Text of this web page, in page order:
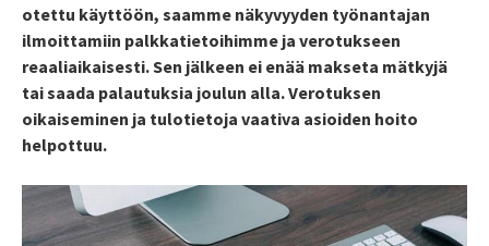
otettu käyttöön, saamme näkyvyyden työnantajan
ilmoittamiin palkkatietoihimme ja verotukseen
reaaliaikaisesti. Sen jälkeen ei enää makseta mätkyjä
tai saada palautuksia joulun alla. Verotuksen
oikaiseminen ja tulotietoja vaativa asioiden hoito
helpottuu.